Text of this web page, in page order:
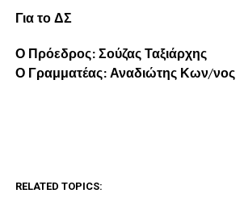
Για το ΔΣ
Ο Πρόεδρος: Σούζας
Ο Γραμματέας: Αναδιώτης Κων/νος
RELATED TOPICS: